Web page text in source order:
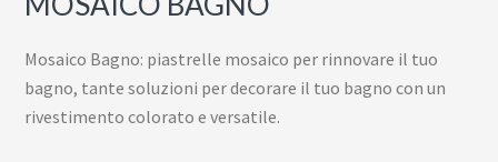
Mosaico Bagno: piastrelle mosaico per rinnovare il tuo
bagno, tante soluzioni per decorare il tuo bagno con un
rivestimento colorato e versatile.